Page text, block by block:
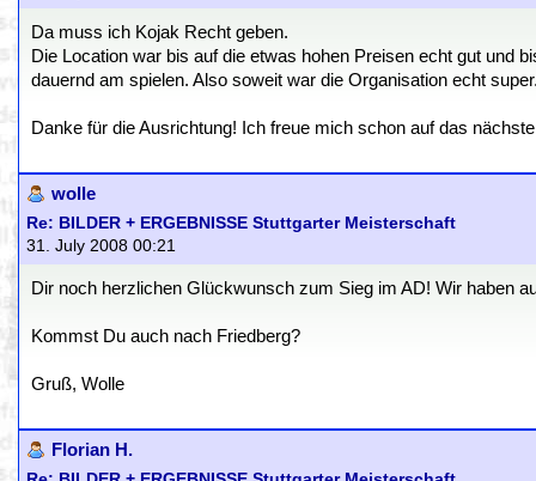
Da muss ich Kojak Recht geben.
Die Location war bis auf die etwas hohen Preisen echt gut und
dauernd am spielen. Also soweit war die Organisation echt
Danke für die Ausrichtung! Ich freue mich schon auf das
wolle
Re: BILDER + ERGEBNISSE Stuttgarter Meisterschaft
31. July 2008 00:21
Dir noch herzlichen Glückwunsch zum Sieg im AD! Wir haben
Kommst Du auch nach Friedberg?
Gruß, Wolle
Florian H.